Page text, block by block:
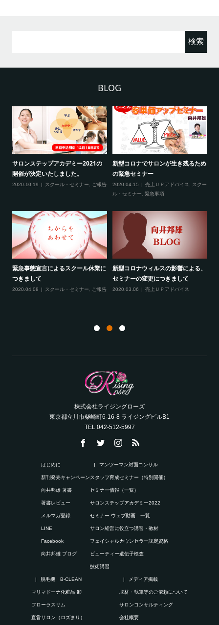
BLOG
サロンステップアカデミー2021の
開催が決定いたしました。
2020.10.19 スクール・セミナー, ご報告
新型コロナでサロンが生き残るため
の緊急セミナー
2020.04.15 売上ＵＰアドバイス, スクー
ル・セミナー, 緊急事項
緊急事態宣言によるスクール休業に
つきまして
2020.04.08 スクール・セミナー ご報告
新型コロナウィルスの影響による、
セミナーの変更につきまして
2020.03.06 売上ＵＰアドバイス
株式会社ライジングローズ
東京都立川市柴崎町6-16-8 ライジングビルB1
TEL 042-512-5997
はじめに
新刊発売キャンペーン
向井邦雄 著書
著書レビュー
メルマガ登録
LINE
Facebook
向井邦雄 ブログ
マンツーマン対面コンサル
スタッフ育成セミナー（特別開催）
セミナー情報（一覧）
サロンステップアカデミー2022
セミナー ウェブ動画 一覧
サロン経営に役立つ講習・教材
フェイシャルカウンセラー認定資格
ビューティー遺伝子検査
技術講習
脱毛機 B-CLEAN
マリマドーナ化粧品 卸
フローラスリム
直営サロン（ロズまり）
メディア掲載
取材・執筆等のご依頼について
サロンコンサルティング
会社概要